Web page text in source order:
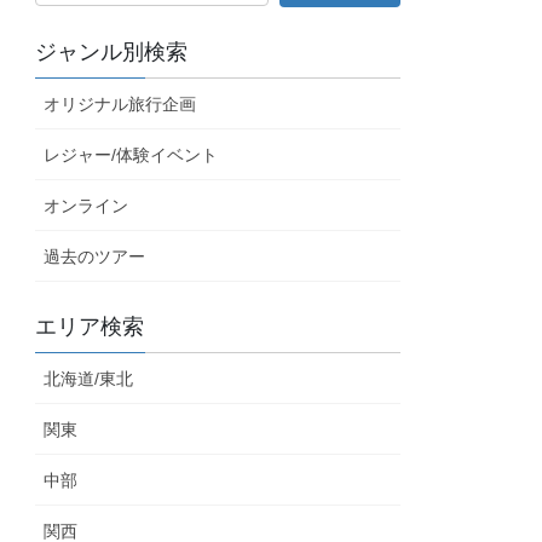
ジャンル別検索
オリジナル旅行企画
レジャー/体験イベント
オンライン
過去のツアー
エリア検索
北海道/東北
関東
中部
関西